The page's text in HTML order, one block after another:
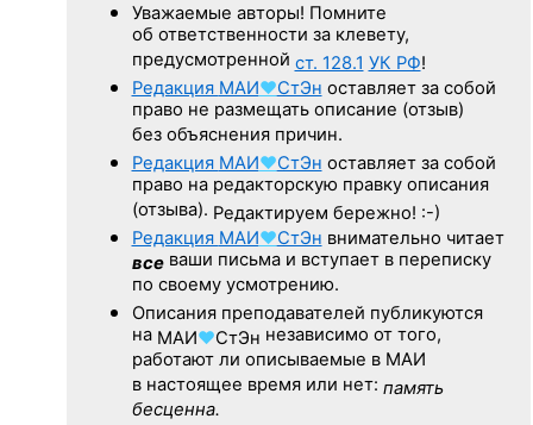
Уважаемые авторы! Помните
об ответственности за клевету,
предусмотренной ст. 128.1 УК РФ!
Редакция МАИ♥СтЭн оставляет за собой
право не размещать описание (отзыв)
без объяснения причин.
Редакция МАИ♥СтЭн оставляет за собой
право на редакторскую правку описания
(отзыва). Редактируем бережно! :-)
Редакция МАИ♥СтЭн внимательно читает
всеваши письма и вступает в переписку
по своему усмотрению.
Описания преподавателей публикуются
на МАИ♥СтЭн независимо от того,
работают ли описываемые в МАИ
в настоящее время или нет: память
бесценна.